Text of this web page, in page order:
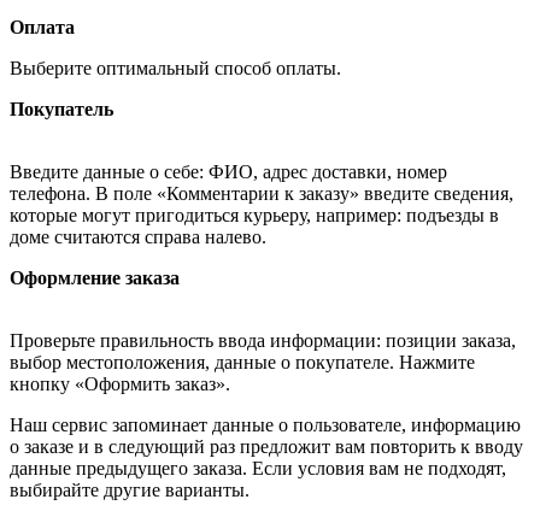
Оплата
Выберите оптимальный способ оплаты.
Покупатель
Введите данные о себе: ФИО, адрес доставки, номер
телефона. В поле «Комментарии к заказу» введите сведения,
которые могут пригодиться курьеру, например: подъезды в
доме считаются справа налево.
Оформление заказа
Проверьте правильность ввода информации: позиции заказа,
выбор местоположения, данные о покупателе. Нажмите
кнопку «Оформить заказ».
Наш сервис запоминает данные о пользователе, информацию
о заказе и в следующий раз предложит вам повторить к вводу
данные предыдущего заказа. Если условия вам не подходят,
выбирайте другие варианты.